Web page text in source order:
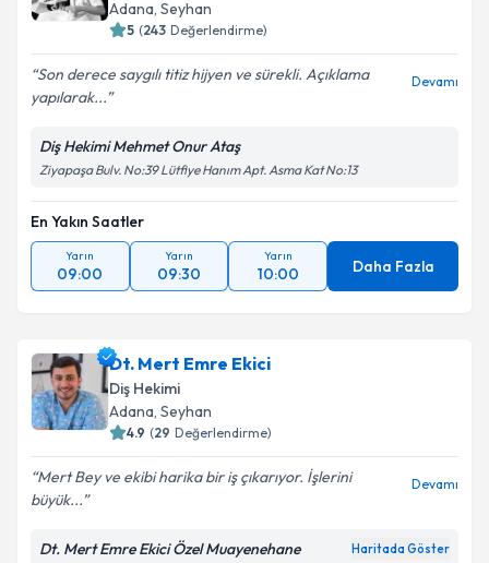
Adana, Seyhan
5 (243 Değerlendirme)
Son derece saygılı titiz hijyen ve sürekli. Açıklama
yapılarak...
Devamı
Diş Hekimi Mehmet Onur Ataş
Ziyapaşa Bulv. No:39 Lütfiye Hanım Apt. Asma Kat No:13
En Yakın Saatler
Yarın
09:00
Yarın
09:30
Yarın
10:00 Daha Fazla
Dt. Mert Emre Ekici
Diş Hekimi
Adana, Seyhan
4.9 (29 Değerlendirme)
Mert Bey ve ekibi harika bir iş çıkarıyor. İşlerini
büyük...
Devamı
Dt. Mert Emre Ekici Özel Muayenehane Haritada Göster